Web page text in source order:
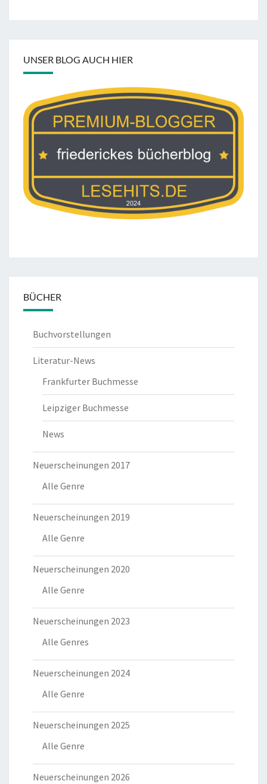
UNSER BLOG AUCH HIER
BÜCHER
Buchvorstellungen
Literatur-News
Frankfurter Buchmesse
Leipziger Buchmesse
News
Neuerscheinungen 2017
Alle Genre
Neuerscheinungen 2019
Alle Genre
Neuerscheinungen 2020
Alle Genre
Neuerscheinungen 2023
Alle Genres
Neuerscheinungen 2024
Alle Genre
Neuerscheinungen 2025
Alle Genre
Neuerscheinungen 2026